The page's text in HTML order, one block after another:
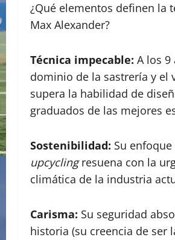
¿Qué elementos definen la
Max Alexander?
Técnica impecable: A los 9
dominio de la sastrería y el
supera la habilidad de
graduados de las mejores
Sostenibilidad: Su enfoque
upcyclingresuena con la
climática de la industria
Carisma: Su seguridad
historia (su creencia de ser